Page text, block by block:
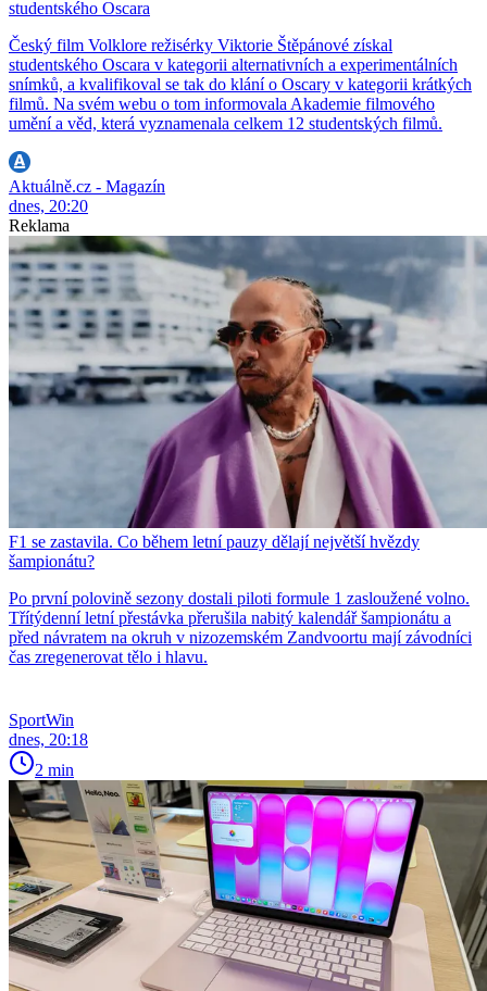
studentského Oscara
Český film Volklore režisérky Viktorie Štěpánové získal
studentského Oscara v kategorii alternativních a experimentálních
snímků, a kvalifikoval se tak do klání o Oscary v kategorii krátkých
filmů. Na svém webu o tom informovala Akademie filmového
umění a věd, která vyznamenala celkem 12 studentských filmů.
Aktuálně.cz - Magazín
dnes, 20:20
Reklama
F1 se zastavila. Co během letní pauzy dělají největší hvězdy
šampionátu?
Po první polovině sezony dostali piloti formule 1 zasloužené volno.
Třítýdenní letní přestávka přerušila nabitý kalendář šampionátu a
před návratem na okruh v nizozemském Zandvoortu mají závodníci
čas zregenerovat tělo i hlavu.
SportWin
dnes, 20:18
2 min